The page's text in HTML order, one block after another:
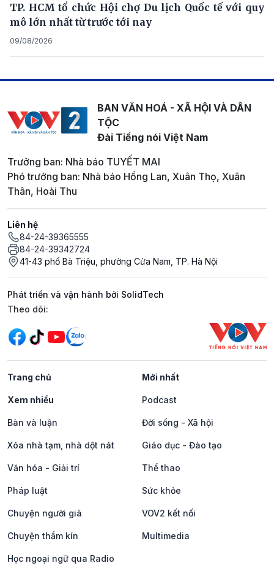
TP. HCM tổ chức Hội chợ Du lịch Quốc tế với quy
mô lớn nhất từ trước tới nay
09/08/2026
BAN VĂN HOÁ - XÃ HỘI VÀ DÂN
TỘC
Đài Tiếng nói Việt Nam
Trưởng ban: Nhà báo TUYẾT MAI
Phó trưởng ban: Nhà báo Hồng Lan, Xuân Thọ, Xuân
Thân, Hoài Thu
Liên hệ
84-24-39365555
84-24-39342724
41-43 phố Bà Triệu, phường Cửa Nam, TP. Hà Nội
Phát triển và vận hành bởi SolidTech
Mạng xã hội
Theo dõi:
Trang chủ Mới nhất
Xem nhiều Podcast
Bàn và luận Đời sống - Xã hội
Xóa nhà tạm, nhà dột nát Giáo dục - Đào tạo
Văn hóa - Giải trí Thể thao
Pháp luật Sức khỏe
Chuyện người già VOV2 kết nối
Chuyện thầm kín Multimedia
Học ngoại ngữ qua Radio